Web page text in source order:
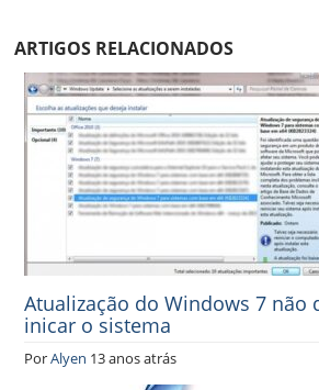
ARTIGOS RELACIONADOS
Atualização do Windows 7 não
inicar o sistema
PorAlyen 13 anos atrás